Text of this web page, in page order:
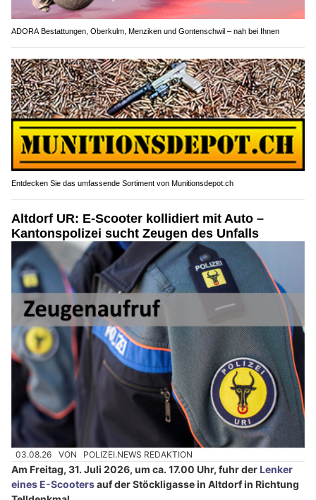
ADORA Bestattungen, Oberkulm, Menziken und Gontenschwil – nah bei Ihnen
Entdecken Sie das umfassende Sortiment von Munitionsdepot.ch
Altdorf UR: E-Scooter kollidiert mit Auto –
Kantonspolizei sucht Zeugen des Unfalls
03.08.26 VON POLIZEI.NEWS REDAKTION
Am Freitag, 31. Juli 2026, um ca. 17.00 Uhr, fuhr der Lenker
eines E-Scootersauf der Stöckligasse in Altdorf in Richtung